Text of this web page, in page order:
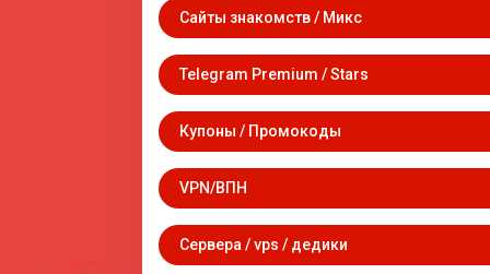
Сайты знакомств / Микс
Telegram Premium / Stars
Купоны / Промокоды
VPN/ВПН
Сервера / vps / дедики